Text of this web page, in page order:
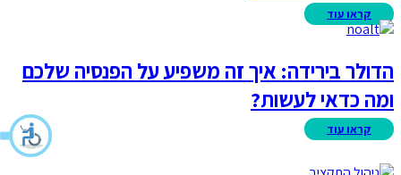
הדולר בירידה: איך זה משפיע על הפנסיה שלכם
ומה כדאי לעשות?